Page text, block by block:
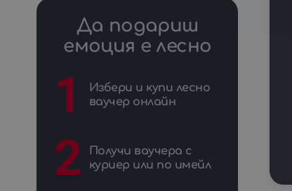
8
летище Крайници
Велинград
писта Дракон
Силистра
летище Долна Баня
Нови Искър
летище Кондофрей
Да подариш
емоция е лесно
1
Избери и купи лесно
ваучер онлайн
2
Получи ваучера с
куриер или по имейл